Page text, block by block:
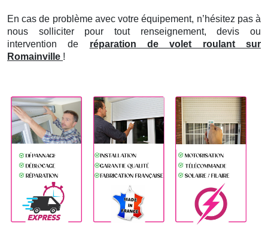
En cas de problème avec votre équipement, n’hésitez pas à
nous solliciter pour tout renseignement, devis ou
intervention de réparation de volet roulant sur
Romainville !